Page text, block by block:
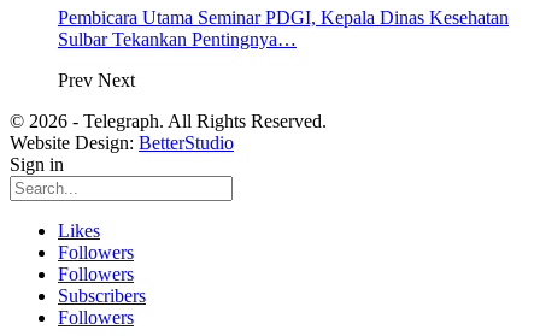
Pembicara Utama Seminar PDGI, Kepala Dinas Kesehatan
Sulbar Tekankan Pentingnya…
Prev Next
© 2026 - Telegraph. All Rights Reserved.
Website Design: BetterStudio
Sign in
Likes
Followers
Followers
Subscribers
Followers